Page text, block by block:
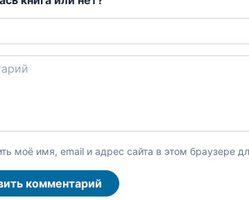
моё имя, email и адрес сайта в этом браузере
комментарий